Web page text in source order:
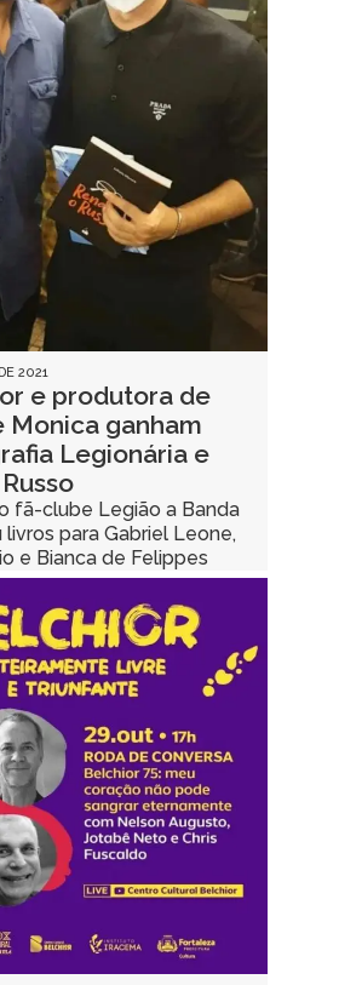
2021
e produtora de
Monica ganham
Legionária e
fã-clube Legião a Banda
livros para Gabriel Leone,
e Bianca de Felippes